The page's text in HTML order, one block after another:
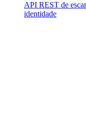
API REST de
identidade